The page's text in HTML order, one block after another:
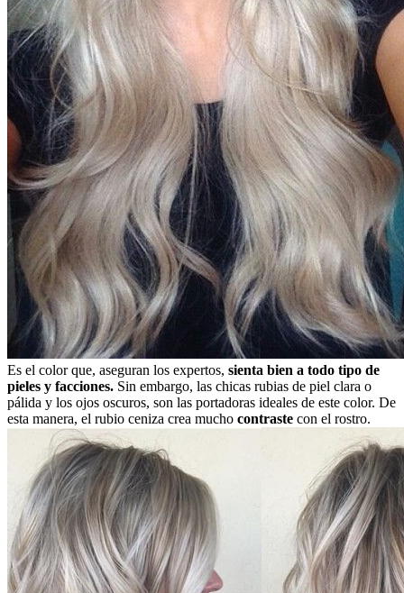
Es el color que, aseguran los expertos, sienta bien a todo tipo de
pieles y facciones. Sin embargo, las chicas rubias de piel clara o
pálida y los ojos oscuros, son las portadoras ideales de este color. De
esta manera, el rubio ceniza crea mucho contraste con el rostro.